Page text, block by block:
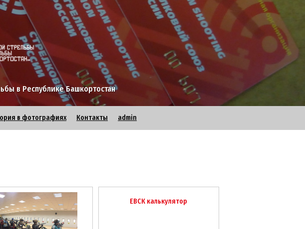
в Республике Башкортостан
в фотографиях Контакты admin
ЕВСК калькулятор